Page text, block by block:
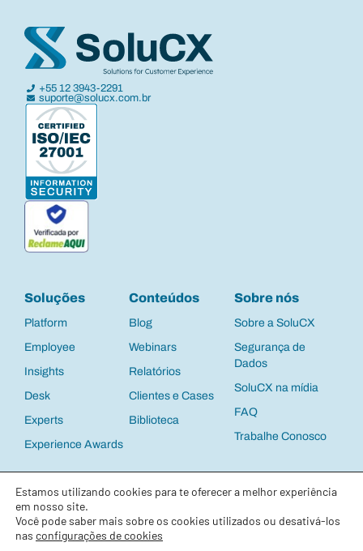
+55 12 3943-2291
suporte@solucx.com.br
Soluções
Platform
Employee
Insights
Desk
Experts
Experience Awards
Conteúdos
Blog
Webinars
Relatórios
Clientes e Cases
Biblioteca
Sobre nós
Sobre a SoluCX
Segurança de
Dados
SoluCX na mídia
FAQ
Trabalhe Conosco
2025 SoluCX | CNPJ: 13.537.122/0001-63 |
Todos os direitos reservados
Estamos utilizando cookies para te oferecer a melhor experiência
em nosso site.
Você pode saber mais sobre os cookies utilizados ou desativá-los
nas configurações de cookies